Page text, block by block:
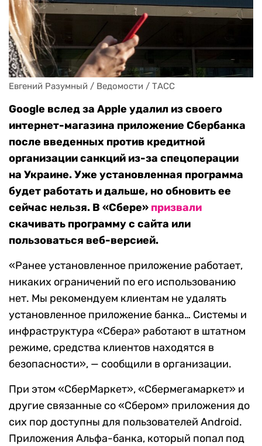
Евгений Разумный / Ведомости / ТАСС
Google вслед за Apple удалил из своего
интернет-магазина приложение Сбербанка
после введенных против кредитной
организации санкций из-за спецоперации
на Украине. Уже установленная программа
будет работать и дальше, но обновить ее
сейчас нельзя. В «Сбере» призвали
скачивать программу с сайта или
пользоваться веб-версией.
«Ранее установленное приложение работает,
никаких ограничений по его использованию
нет. Мы рекомендуем клиентам не удалять
установленное приложение банка… Системы и
инфраструктура «Сбера» работают в штатном
режиме, средства клиентов находятся в
безопасности», — сообщили в организации.
При этом «СберМаркет», «Сбермегамаркет» и
другие связанные со «Сбером» приложения до
сих пор доступны для пользователей Android.
Приложения Альфа-банка, который попал под